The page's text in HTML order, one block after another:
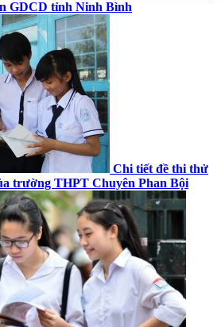
GDCD tỉnh Ninh Bình
Chi tiết đề thi thử
trường THPT Chuyên Phan Bội